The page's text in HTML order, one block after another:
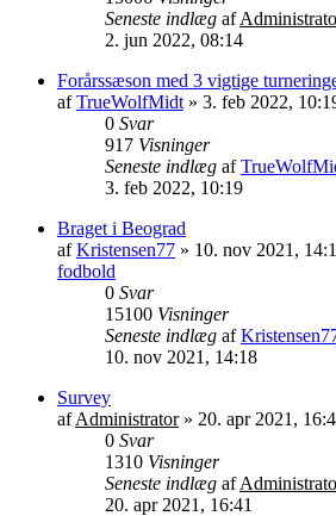
Seneste indlæg af
2. jun 2022, 08:14
Forårssæson med 3 vigtige
afTrueWolfMidt » 3. feb 2022,
0 Svar
917 Visninger
Seneste indlæg af
3. feb 2022, 10:19
Braget i Beograd
afKristensen77 » 10. nov 2021,
fodbold
0 Svar
15100 Visninger
Seneste indlæg af
10. nov 2021, 14:18
Survey
afAdministrator» 20. apr 2021,
0 Svar
1310 Visninger
Seneste indlæg af
20. apr 2021, 16:41